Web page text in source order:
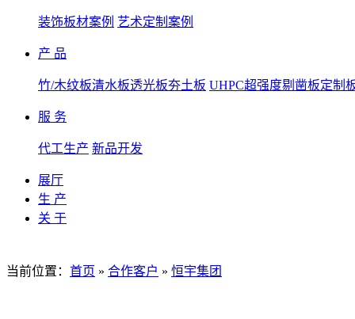
装饰板材案例 艺术定制案例
产 品
竹/木纹板清水板透光板夯土板 UHPC超强度剔凿板定制
服 务
代工生产 新品开发
展厅
生 产
关 于
当前位置： 首页 » 合作客户 » 恒宇集团